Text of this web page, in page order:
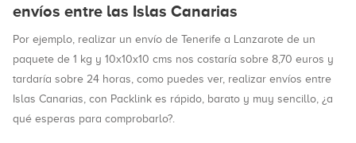
envíos entre las Islas Canarias
Por ejemplo, realizar un envío de Tenerife a Lanzarote de un
paquete de 1 kg y 10x10x10 cms nos costaría sobre 8,70 euros y
tardaría sobre 24 horas, como puedes ver, realizar envíos entre
Islas Canarias, con Packlink es rápido, barato y muy sencillo, ¿a
qué esperas para comprobarlo?.